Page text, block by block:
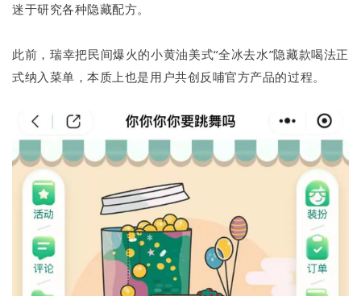
迷于研究各种隐藏配方。
此前，瑞幸把民间爆火的小黄油美式“全冰去水”隐藏款喝法正
式纳入菜单，本质上也是用户共创反哺官方产品的过程。